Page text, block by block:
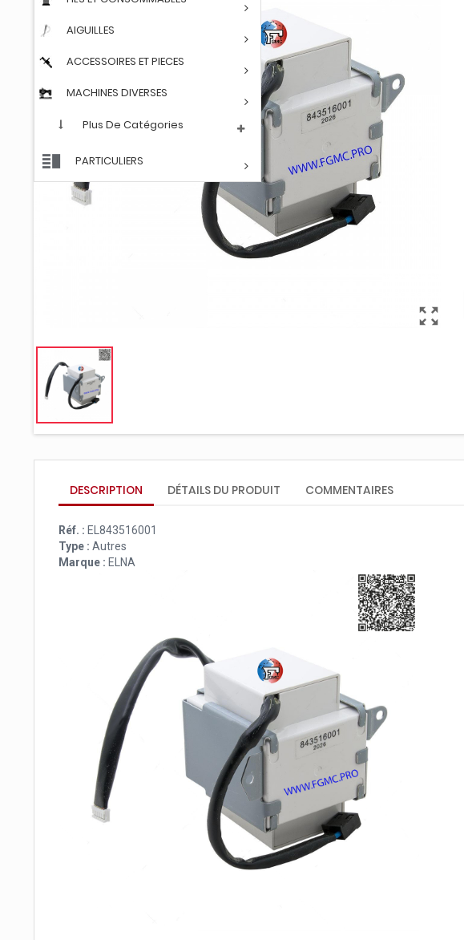
AIGUILLES
ACCESSOIRES ET PIECES
MACHINES DIVERSES
Plus De Catégories
PARTICULIERS
zoom_out_map
DESCRIPTION DÉTAILS DU PRODUIT COMMENTAIRES
Réf. : EL843516001
Type : Autres
Marque : ELNA